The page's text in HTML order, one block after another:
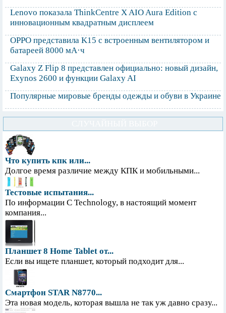
Lenovo показала ThinkCentre X AIO Aura Edition с
инновационным квадратным дисплеем
OPPO представила K15 с встроенным вентилятором и
батареей 8000 мА·ч
Galaxy Z Flip 8 представлен официально: новый дизайн,
Exynos 2600 и функции Galaxy AI
Популярные мировые бренды одежды и обуви в Украине
Что купить кпк или...
Долгое время различие между КПК и мобильными...
Тестовые испытания...
По информации С Technology, в настоящий момент
компания...
Планшет 8 Home Tablet от...
Если вы ищете планшет, который подходит для...
Смартфон STAR N8770...
Эта новая модель, которая вышла не так уж давно сразу...